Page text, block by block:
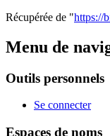
Récupérée de "https://
Menu de
Outils personnels
Se connecter
Espaces de noms